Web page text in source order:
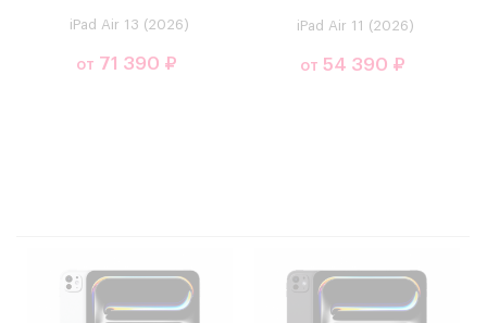
iPad Air 13 (2026)
от 71 390 ₽
iPad Air 11 (2026)
от 54 390 ₽